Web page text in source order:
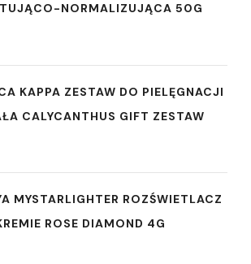
NORMALIZUJĄCA 50G
KAPPA ZESTAW DO PIELĘGNACJI
CALYCANTHUS GIFT ZESTAW
MYSTARLIGHTER ROZŚWIETLACZ
ROSE DIAMOND 4G